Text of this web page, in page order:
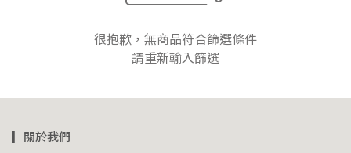
很抱歉，無商品符合篩選條件
請重新輸入篩選
▎關於我們